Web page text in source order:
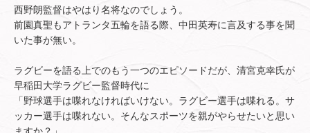
西野朗監督はやはり名将なのでしょう。
前園真聖もアトランタ五輪を語る際、中田英寿に言及する事を聞
いた事が無い。
ラグビーを語る上でのもう一つのエピソードだが、清宮克幸氏が
早稲田大学ラグビー監督時代に
「野球選手は喋れなければいけない。ラグビー選手は喋れる。サ
ッカー選手は喋れない。そんなスポーツを親がやらせたいと思い